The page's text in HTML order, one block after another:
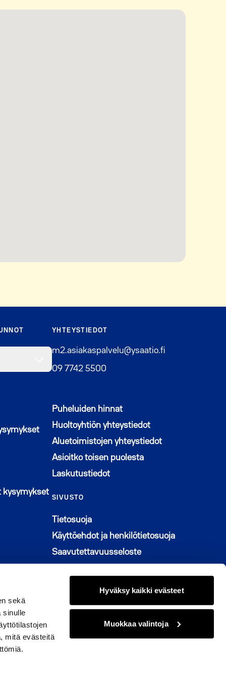
sekä
sinulle
mitä evästeitä
Hyväksy kaikki evästeet
Muokkaa valintoja
ikkunaan
kysymykset
YHTEYSTIEDOT
m2.asiakaspalvelu@ysaatio.fi
09 7742 5500
Puheluiden hinnat
Huoltoyhtiön yhteystiedot
Aluetoimistojen yhteystiedot
Asioitko toisen puolesta
Laskutustiedot
SIVUSTO
Tietosuoja
Käyttöehdot ja henkilötietosuoja
Saavutettavuusseloste